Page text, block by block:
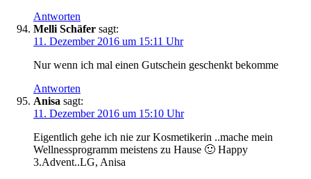
Antworten
Melli Schäfer sagt:
11. Dezember 2016 um 15:11 Uhr
Nur wenn ich mal einen Gutschein geschenkt bekomme
Antworten
Anisa sagt:
11. Dezember 2016 um 15:10 Uhr
Eigentlich gehe ich nie zur Kosmetikerin ..mache mein
Wellnessprogramm meistens zu Hause 🙂 Happy
3.Advent..LG, Anisa